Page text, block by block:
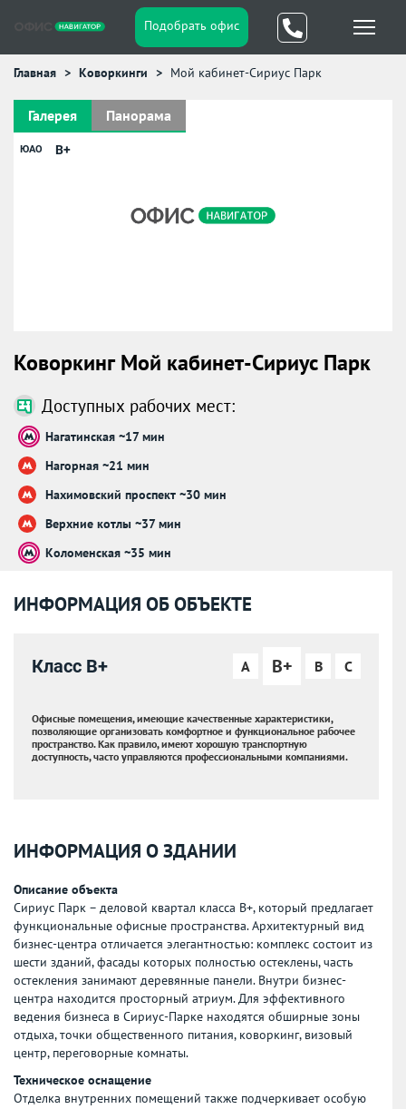
Подобрать офис
Главная Коворкинги Мой кабинет-Сириус Парк
Галерея Панорама
ЮАО B+
Коворкинг Мой кабинет-Сириус Парк
Доступных рабочих мест:
Нагатинская ~17 мин
Нагорная ~21 мин
Нахимовский проспект ~30 мин
Верхние котлы ~37 мин
Коломенская ~35 мин
ИНФОРМАЦИЯ ОБ ОБЪЕКТЕ
Класс B+ A B+ B C
Офисные помещения, имеющие качественные характеристики,
позволяющие организовать комфортное и функциональное рабочее
пространство. Как правило, имеют хорошую транспортную
доступность, часто управляются профессиональными компаниями.
ИНФОРМАЦИЯ О ЗДАНИИ
Описание объекта
Сириус Парк – деловой квартал класса В+, который предлагает
функциональные офисные пространства. Архитектурный вид
бизнес-центра отличается элегантностью: комплекс состоит из
шести зданий, фасады которых полностью остеклены, часть
остекления занимают деревянные панели. Внутри бизнес-
центра находится просторный атриум. Для эффективного
ведения бизнеса в Сириус-Парке находятся обширные зоны
отдыха, точки общественного питания, коворкинг, визовый
центр, переговорные комнаты.
Техническое оснащение
Отделка внутренних помещений также подчеркивает особую